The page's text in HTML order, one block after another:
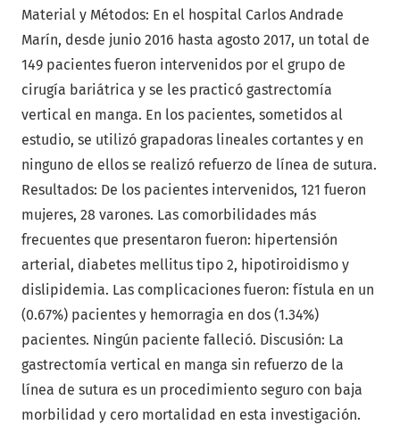
Material y Métodos: En el hospital Carlos Andrade
Marín, desde junio 2016 hasta agosto 2017, un total de
149 pacientes fueron intervenidos por el grupo de
cirugía bariátrica y se les practicó gastrectomía
vertical en manga. En los pacientes, sometidos al
estudio, se utilizó grapadoras lineales cortantes y en
ninguno de ellos se realizó refuerzo de línea de sutura.
Resultados: De los pacientes intervenidos, 121 fueron
mujeres, 28 varones. Las comorbilidades más
frecuentes que presentaron fueron: hipertensión
arterial, diabetes mellitus tipo 2, hipotiroidismo y
dislipidemia. Las complicaciones fueron: fístula en un
(0.67%) pacientes y hemorragia en dos (1.34%)
pacientes. Ningún paciente falleció. Discusión: La
gastrectomía vertical en manga sin refuerzo de la
línea de sutura es un procedimiento seguro con baja
morbilidad y cero mortalidad en esta investigación.